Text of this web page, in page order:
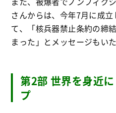
さんからは、今年7月に成
て、「核兵器禁止条約の締
まった」とメッセージもい
第2部 世界を身近
プ